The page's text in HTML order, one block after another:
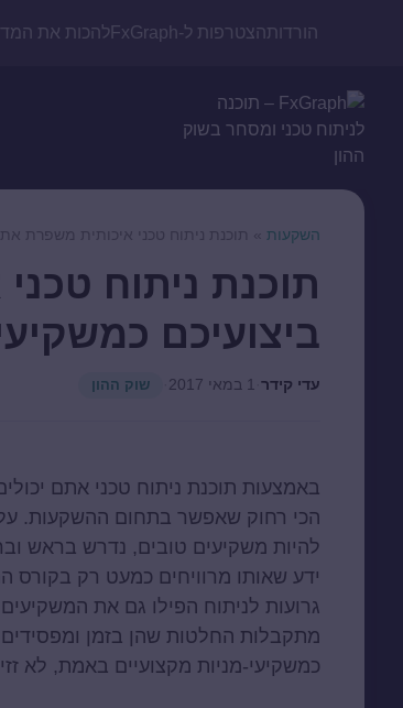
הורדותהצטרפות ל-FxGraph להכות את
השקעות » תוכנת ניתוח טכני איכותית משפרת
תוכנת ניתוח
ביצועיכם
עדי קידר 1 במאי 2017 שוק ההון
באמצעות תוכנת ניתוח טכני אתם
הכי רחוק שאפשר בתחום ההשקעות.
להיות משקיעים טובים, נדרש בראש
ידע שאותו מרוויחים כמעט רק בקורס
גרועות לניתוח הפילו גם את
מתקבלות החלטות שהן בזמן
כמשקיעי-מניות מקצועיים באמת, לא